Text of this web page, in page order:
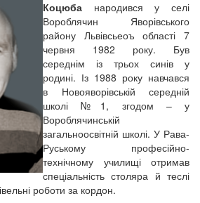
Коцюба народився у селі
Вороблячин Яворівського
району Львівсьеоъ області 7
червня 1982 року. Був
середнім із трьох синів у
родині. Із 1988 року навчався
в Новояворівській середній
школі №1, згодом – у
Вороблячинській
загальноосвітній школі. У Рава-
Руському професійно-
технічному училищі отримав
спеціальність столяра й теслі
роботи за кордон.